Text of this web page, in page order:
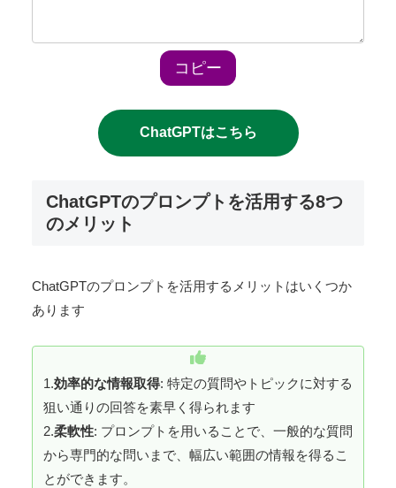
コピー
ChatGPTはこちら
ChatGPTのプロンプトを活用する8つ
のメリット
ChatGPTのプロンプトを活用するメリットはいくつか
あります
1.効率的な情報取得: 特定の質問やトピックに対する
狙い通りの回答を素早く得られます
2.柔軟性: プロンプトを用いることで、一般的な質問
から専門的な問いまで、幅広い範囲の情報を得るこ
とができます。